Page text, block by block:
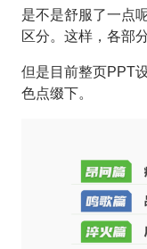
是不是舒服了一点
区分。这样，各部
但是目前整页PPT
色点缀下。